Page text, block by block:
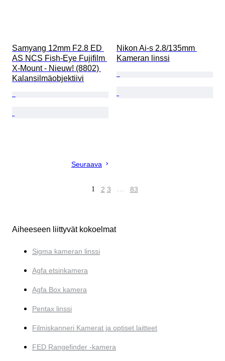
Samyang 12mm F2.8 ED
AS NCS Fish-Eye Fujifilm
X-Mount - Nieuw! (8802)
Kalansilmäobjektiivi
Nikon Ai-s 2.8/135mm
Kameran linssi
Seuraava
1 2 3 … 83
Aiheeseen liittyvät kokoelmat
Sigma kameran linssi
Agfa etsinkamera
Agfa Box kamera
Pentax linssi
Filmiskanneri Kamerat ja optiset laitteet
FED Rangefinder -kamera